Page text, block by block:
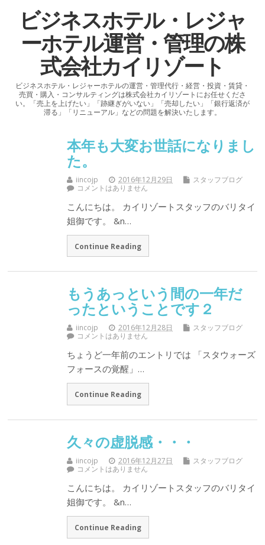
ビジネスホテル・レジャ
ーホテル運営・管理の株
式会社カイリゾート
ビジネスホテル・レジャーホテルの運営・管理代行・経営・投資・賃貸・
売買・購入・コンサルティングは株式会社カイリゾートにお任せくださ
い。「売上を上げたい」「跡継ぎがいない」「売却したい」「銀行返済が
滞る」「リニューアル」などの問題を解決いたします。
本年も大変お世話になりまし
た。
iincojp 2016年12月29日
スタッフブログ
コメントはありません
こんにちは。 カイリゾートスタッフのバリタイ
姐御です。 &n…
Continue Reading
もうあっという間の一年だ
ったということです２
iincojp 2016年12月28日
スタッフブログ
コメントはありません
ちょうど一年前のエントリでは 「スタウォーズ
フォースの覚醒」…
Continue Reading
久々の虚脱感・・・
iincojp 2016年12月27日
スタッフブログ
コメントはありません
こんにちは。 カイリゾートスタッフのバリタイ
姐御です。 &n…
Continue Reading